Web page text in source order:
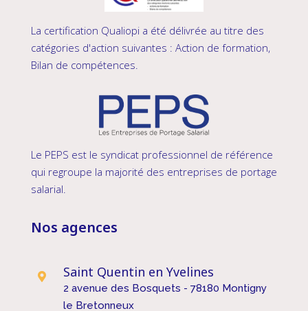
La certification Qualiopi a été délivrée au titre des
catégories d'action suivantes : Action de formation,
Bilan de compétences.
Le PEPS est le syndicat professionnel de référence
qui regroupe la majorité des entreprises de portage
salarial.
Nos agences
 Saint Quentin en Yvelines
2 avenue des Bosquets - 78180 Montigny
le Bretonneux